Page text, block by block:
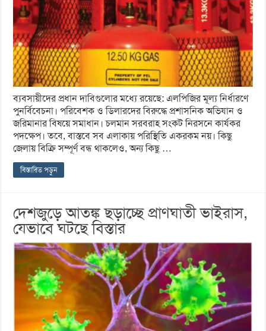
ব্যবসায়ীদের প্রধান দাবিগুলোর মধ্যে রয়েছে: এলপিজির মূল্য নির্ধারণে
পুনর্বিবেচনা। পরিবেশক ও ডিলারদের বিরুদ্ধে প্রশাসনিক অভিযান ও
জরিমানার বিষয়ে সমাধান। চলমান সরবরাহ সংকট নিরসনে কার্যকর
পদক্ষেপ। তবে, বাস্তবে সব এলাকায় পরিস্থিতি একরকম নয়। কিছু
জেলায় বিক্রি সম্পূর্ণ বন্ধ থাকলেও, অন্য কিছু …
বিস্তারিত পড়ুন
দেশজুড়ে আতঙ্ক ছড়াচ্ছে প্রাণঘাতী ভাইরাস,
যেভাবে ঘটছে বিস্তার